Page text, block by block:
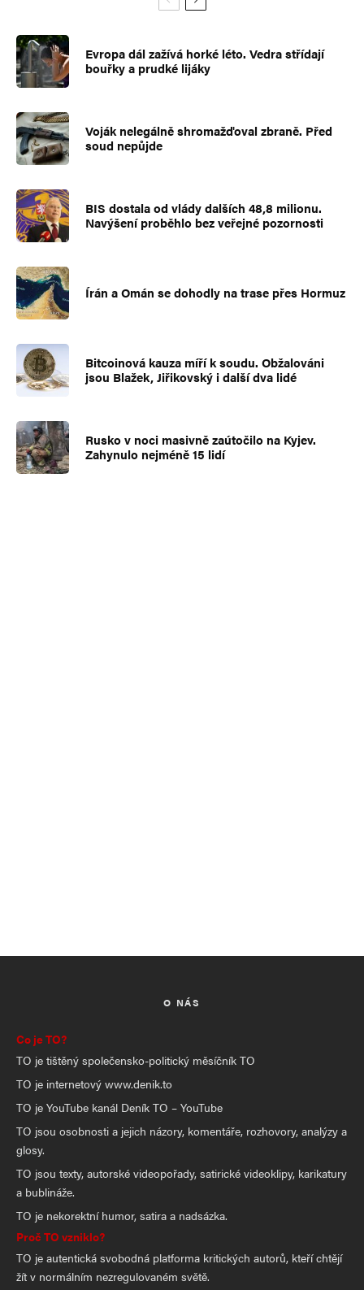
Evropa dál zažívá horké léto. Vedra střídají
bouřky a prudké lijáky
Voják nelegálně shromažďoval zbraně. Před
soud nepůjde
BIS dostala od vlády dalších 48,8 milionu.
Navýšení proběhlo bez veřejné pozornosti
Írán a Omán se dohodly na trase přes Hormuz
Bitcoinová kauza míří k soudu. Obžalováni
jsou Blažek, Jiřikovský i další dva lidé
Rusko v noci masivně zaútočilo na Kyjev.
Zahynulo nejméně 15 lidí
O NÁS
Co je TO?
TO je tištěný společensko-politický měsíčník TO
TO je internetový www.denik.to
TO je YouTube kanál Deník TO – YouTube
TO jsou osobnosti a jejich názory, komentáře, rozhovory, analýzy a
glosy.
TO jsou texty, autorské videopořady, satirické videoklipy, karikatury
a bublináže.
TO je nekorektní humor, satira a nadsázka.
Proč TO vzniklo?
TO je autentická svobodná platforma kritických autorů, kteří chtějí
žít v normálním nezregulovaném světě.